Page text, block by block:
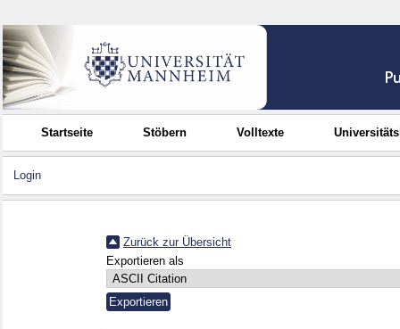
Startseite Stöbern Volltexte
Login
Zurück zur Übersicht
Exportieren als